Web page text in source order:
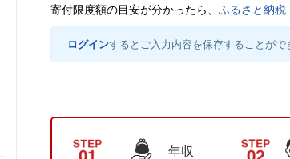
寄付限度額の目安が分かったら、 ふるさと納税
ログインするとご入力内容を保存することがで
年収